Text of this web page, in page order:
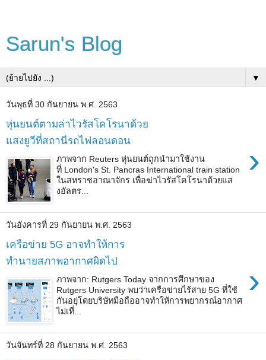
Sarun's Blog
▼
วันพุธที่ 30 กันยายน พ.ศ. 2563
หุ่นยนต์ตามล่าไวรัสโคโรนาด้วย
แสงยูวีที่สถานีรถไฟลอนดอน
›
ภาพจาก Reuters หุ่นยนต์ถูกนำมาใช้งาน
ที่ London's St. Pancras International train station
ในสหราชอาณาจักร เพื่อฆ่าไวรัสโคโรนาด้วยแส
งอัลตร...
วันอังคารที่ 29 กันยายน พ.ศ. 2563
เครือข่าย 5G อาจทำให้การ
ทำนายสภาพอากาศผิดไป
›
ภาพจาก: Rutgers Today จากการศึกษาของ
Rutgers University พบว่าเครือข่ายไร้สาย 5G ที่ใช้
กันอยุ่โดยบริษัทมือถืออาจทำให้การพยากรณ์อากาศ
ไม่เที่...
วันจันทร์ที่ 28 กันยายน พ.ศ. 2563